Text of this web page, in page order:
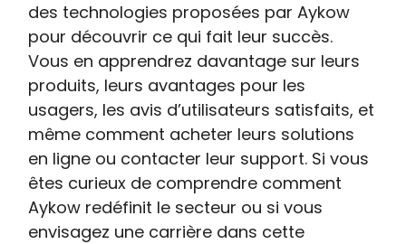
des technologies proposées par Aykow
pour découvrir ce qui fait leur succès.
Vous en apprendrez davantage sur leurs
produits, leurs avantages pour les
usagers, les avis d’utilisateurs satisfaits, et
même comment acheter leurs solutions
en ligne ou contacter leur support. Si vous
êtes curieux de comprendre comment
Aykow redéfinit le secteur ou si vous
envisagez une carrière dans cette